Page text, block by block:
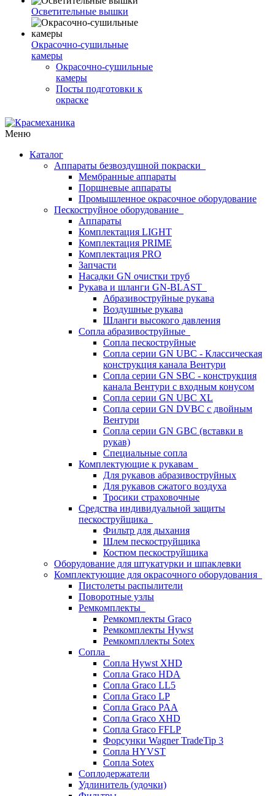
Осветительные вышки
Окрасочно-сушильные
камеры
Окрасочно-сушильные
камеры
Посты подготовки к
окраске
Меню
Каталог
Аппараты безвоздушной покраски
Мембранные аппараты
Поршневые аппараты
Промышленное окрасочное оборудование
Пескоструйное оборудование
Аппараты
Комплектация LIGHT
Комплектация PRIME
Комплектация PRO
Запчасти
Насадки GN очистки труб
Рукава и шланги GN-BLAST
Абразивоструйные рукава
Воздушные рукава
Шланги высокого давления
Сопла абразивоструйные
Сопла пескоструйные
Сопла серии GN UBC - Классическая
конструкция канала Вентури
Сопла серии GN SBC - конструкция
канала Вентури c входным конусом
Сопла серии GN UBC XL
Сопла серии GN DVBC с двойным
Вентури
Сопла серии GN GBC (вставки в
рукав)
Специальные сопла
Комплектующие к рукавам
Для рукавов абразивоструйных
Для рукавов сжатого воздуха
Тросики страховочные
Средства индивидуальной защиты
пескоструйщика
Фильтр для дыхания
Шлем пескоструйщика
Костюм пескоструйщика
Оборудование для штукатурки и шпаклевки
Комплектующие для окрасочного оборудования
Пистолеты распылители
Поворотные узлы
Ремкомплекты
Ремкомплекты Graco
Ремкомплекты Hywst
Ремкомпллекты Sotex
Сопла
Сопла Hywst XHD
Сопла Graco HDA
Сопла Graco LL5
Сопла Graco LP
Сопла Graco PAA
Сопла Graco XHD
Сопла Graco FFLP
Форсунки Wagner TradeTip 3
Сопла HYVST
Сопла Sotex
Соплодержатели
Удлинитель (удочки)